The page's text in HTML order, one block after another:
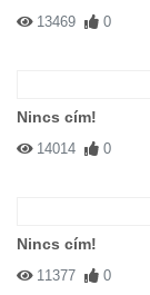
13469 0
Nincs cím!
14014 0
Nincs cím!
11377 0